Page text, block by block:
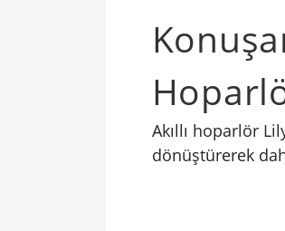
Akıllı hoparlör
dönüştürerek